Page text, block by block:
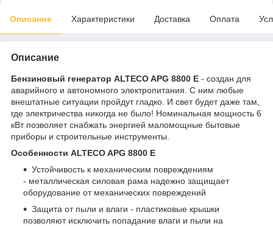
Описание Характеристики Доставка Оплата
Описание
Бензиновый генератор ALTECO APG 8800 E - создан для
аварийного и автономного электропитания. С ним любые
внештатные ситуации пройдут гладко. И свет будет даже там,
где электричества никогда не было! Номинальная мощность 6
кВт позволяет снабжать энергией маломощные бытовые
приборы и строительные инструменты.
Особенности ALTECO APG 8800 E
Устойчивость к механическим повреждениям
- металлическая силовая рама надежно защищает
оборудование от механических повреждений
Защита от пыли и влаги - пластиковые крышки
позволяют исключить попадание влаги и пыли на